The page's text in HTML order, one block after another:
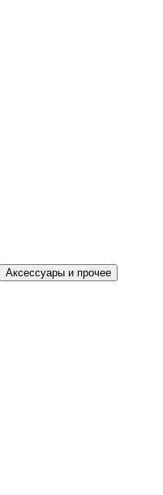
Аксессуары и прочее